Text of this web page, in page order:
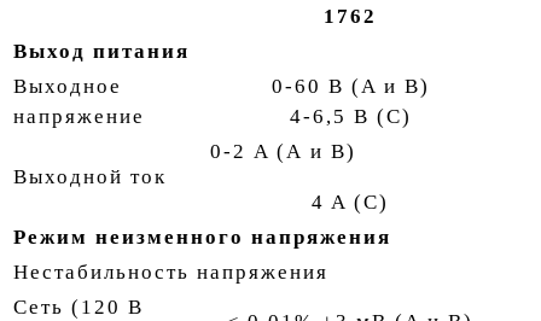
1762
Выход питания
Выходное
напряжение
0-60 В (A и B)
4-6,5 В (C)
Выходной ток
0-2 A (A и B)
4 A (C)
Режим неизменного напряжения
Нестабильность напряжения
Сеть (120 В